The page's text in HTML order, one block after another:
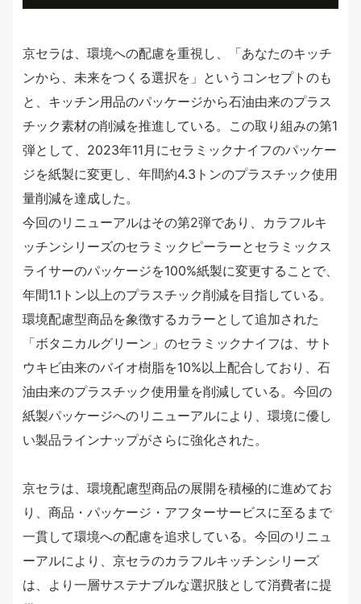
京セラは、環境への配慮を重視し、「あなたのキッチ
ンから、未来をつくる選択を」というコンセプトのも
と、キッチン用品のパッケージから石油由来のプラス
チック素材の削減を推進している。この取り組みの第1
弾として、2023年11月にセラミックナイフのパッケー
ジを紙製に変更し、年間約4.3トンのプラスチック使用
量削減を達成した。
今回のリニューアルはその第2弾であり、カラフルキ
ッチンシリーズのセラミックピーラーとセラミックス
ライサーのパッケージを100%紙製に変更することで、
年間1.1トン以上のプラスチック削減を目指している。
環境配慮型商品を象徴するカラーとして追加された
「ボタニカルグリーン」のセラミックナイフは、サト
ウキビ由来のバイオ樹脂を10%以上配合しており、石
油由来のプラスチック使用量を削減している。今回の
紙製パッケージへのリニューアルにより、環境に優し
い製品ラインナップがさらに強化された。
京セラは、環境配慮型商品の展開を積極的に進めてお
り、商品・パッケージ・アフターサービスに至るまで
一貫して環境への配慮を追求している。今回のリニュ
ーアルにより、京セラのカラフルキッチンシリーズ
は、より一層サステナブルな選択肢として消費者に提